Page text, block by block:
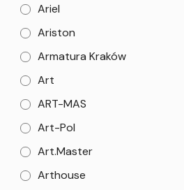
Ariel
Ariston
Armatura Kraków
Art
ART-MAS
Art-Pol
Art.Master
Arthouse